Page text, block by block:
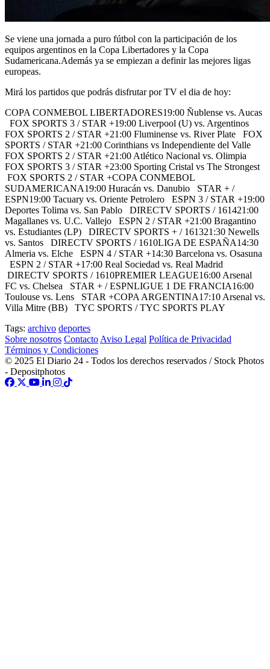
Se viene una jornada a puro fútbol con la participación de los
equipos argentinos en la Copa Libertadores y la Copa
Sudamericana.Además ya se empiezan a definir las mejores ligas
europeas.
Mirá los partidos que podrás disfrutar por TV el dia de hoy:
COPA CONMEBOL LIBERTADORES19:00 Ñublense vs. Aucas
FOX SPORTS 3 / STAR +19:00 Liverpool (U) vs. Argentinos
FOX SPORTS 2 / STAR +21:00 Fluminense vs. River Plate FOX
SPORTS / STAR +21:00 Corinthians vs Independiente del Valle
FOX SPORTS 2 / STAR +21:00 Atlético Nacional vs. Olimpia
FOX SPORTS 3 / STAR +23:00 Sporting Cristal vs The Strongest
FOX SPORTS 2 / STAR +COPA CONMEBOL
SUDAMERICANA19:00 Huracán vs. Danubio STAR + /
ESPN19:00 Tacuary vs. Oriente Petrolero ESPN 3 / STAR +19:00
Deportes Tolima vs. San Pablo DIRECTV SPORTS / 161421:00
Magallanes vs. U.C. Vallejo ESPN 2 / STAR +21:00 Bragantino
vs. Estudiantes (LP) DIRECTV SPORTS + / 161321:30 Newells
vs. Santos DIRECTV SPORTS / 1610LIGA DE ESPAÑA14:30
Almeria vs. Elche ESPN 4 / STAR +14:30 Barcelona vs. Osasuna
ESPN 2 / STAR +17:00 Real Sociedad vs. Real Madrid
DIRECTV SPORTS / 1610PREMIER LEAGUE16:00 Arsenal
FC vs. Chelsea STAR + / ESPNLIGUE 1 DE FRANCIA16:00
Toulouse vs. Lens STAR +COPA ARGENTINA17:10 Arsenal vs.
Villa Mitre (BB) TYC SPORTS / TYC SPORTS PLAY
Tags: archivo deportes
Sobre nosotros Contacto Aviso Legal Política de Privacidad
Términos y Condiciones
© 2025 El Diario 24 - Todos los derechos reservados / Stock Photos
- Depositphotos